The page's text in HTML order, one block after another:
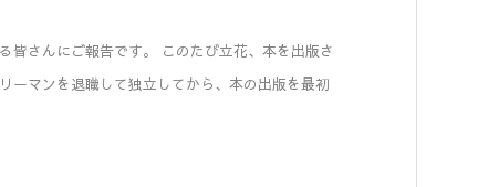
皆さんにご報告です。 このたび立花、本を出版さ
ーマンを退職して独立してから、本の出版を最初